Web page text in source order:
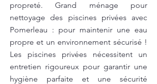
propreté. Grand ménage pour
nettoyage des piscines privées avec
Pomerleau : pour maintenir une eau
propre et un environnement sécurisé !
Les piscines privées nécessitent un
entretien rigoureux pour garantir une
hygiène parfaite et une sécurité